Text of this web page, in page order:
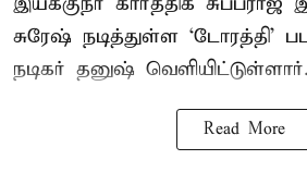
சுரேஷ் நடித்துள்ள `டோரத்தி'
நடிகர் தனுஷ் வெளியிட்டுள்ளார்.
Read More